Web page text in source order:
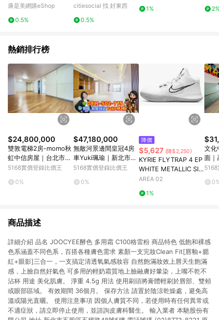
康是美網購eShop
0.5%
citiesocial 找 好東西
0.5%
1%
熱銷排行榜
$24,800,000
雙敦電梯2房-momo秋
虹中信房屋｜台北市松
山區長安東路二段
5168實價登錄比價王
0%
$47,180,000
無敵河景邊間皇冠4房
車Yuki珮瑜｜新北市板
橋區中山路二段
5168實價登錄比價王
0%
降價
$5,627 (降$2,250)
KYRIE FLYTRAP 4 EP
WHITE METALLIC SIL
VER
AREA 02
1%
文化
面｜
一路
商品描述
詳細介紹 品名 JOOCYEE酵色 多用霜 C100格雷粉 商品特色 低飽和裸感
色系涵蓋不同色系，百搭各種膚色需求 素顏一支完妝Clean Fit[唇釉+腮
紅+眼影]三合一，一支搞定清透氧氣感妝容 自然飽滿妝效上唇天生飽滿
感，上臉自然好氣色 可多用的輕奶霜質地上臉融膚好暈染，上嘴不乾不
沾杯 用途 美化肌膚。 淨重 4.5g 用法 使用刷頭將膏體輕刷於唇部、雙頰
或眼部區域。 有效期間 36個月。 保存方法 請置於陰涼乾燥處，避免高
溫或陽光直曬。 使用注意事項 因個人膚質不同，若使用時有任何異常或
不適症狀，請立即停止使用，並諮詢皮膚科醫生。 輸入業者 本馳股份有